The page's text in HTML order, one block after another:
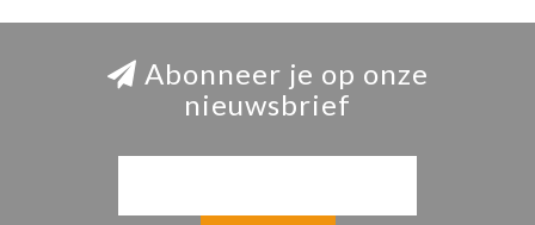
Abonneer je op onze
nieuwsbrief